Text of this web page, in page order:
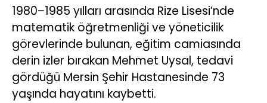
1980–1985 yılları arasında Rize Lisesi’nde
matematik öğretmenliği ve yöneticilik
görevlerinde bulunan, eğitim camiasında
derin izler bırakan Mehmet Uysal, tedavi
gördüğü Mersin Şehir Hastanesinde 73
yaşında hayatını kaybetti.